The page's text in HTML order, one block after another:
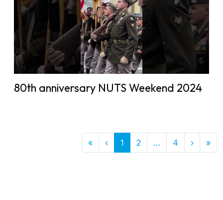
80th anniversary NUTS Weekend 2024
«First
‹Previous
1 2 … More
4 › Next
»